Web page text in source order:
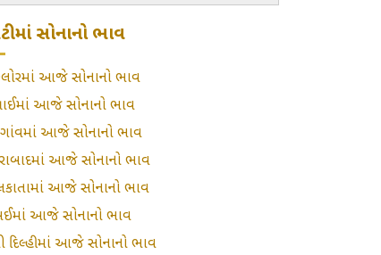
સોનાનો ભાવ
આજે સોનાનો ભાવ
આજે સોનાનો ભાવ
આજે સોનાનો ભાવ
આજે સોનાનો ભાવ
આજે સોનાનો ભાવ
આજે સોનાનો ભાવ
દિલ્હીમાં આજે સોનાનો ભાવ